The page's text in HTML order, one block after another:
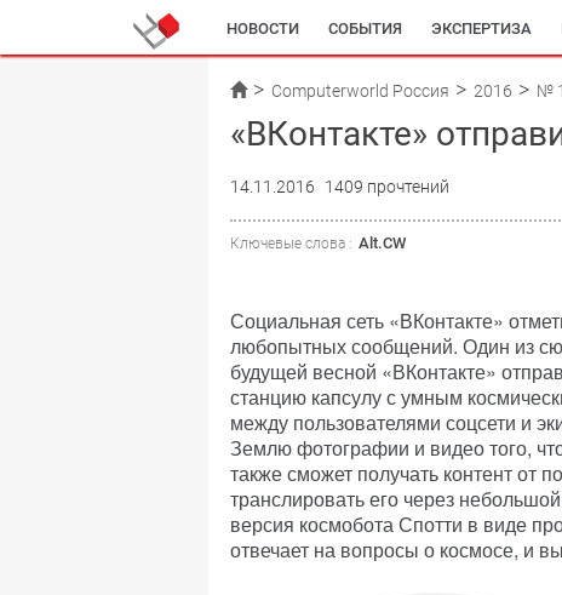
НОВОСТИ СОБЫТИЯ ЭКСПЕРТИЗА
Computerworld Россия 2016 №
«ВКонтакте»
14.11.2016 1409 прочтений
Ключевые слова : Alt.CW
Социальная сеть «ВКонтакте»
любопытных сообщений. Один из
будущей весной «ВКонтакте»
станцию капсулу с умным
между пользователями соцсети и
Землю фотографии и видео того,
также сможет получать контент от
транслировать его через
версия космобота Спотти в виде
отвечает на вопросы о космосе, и